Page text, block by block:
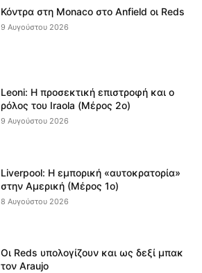
Κόντρα στη Monaco στο Anfield οι Reds
9 Αυγούστου 2026
Leoni: Η προσεκτική επιστροφή και ο
ρόλος του Iraola (Μέρος 2ο)
9 Αυγούστου 2026
Liverpool: Η εμπορική «αυτοκρατορία»
στην Αμερική (Μέρος 1ο)
8 Αυγούστου 2026
Οι Reds υπολογίζουν και ως δεξί μπακ
τον Araujo